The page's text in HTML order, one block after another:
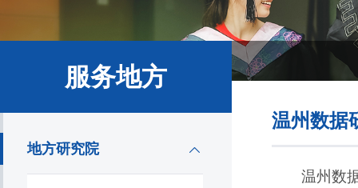
服务地方
地方研究院
温州数据
温州数